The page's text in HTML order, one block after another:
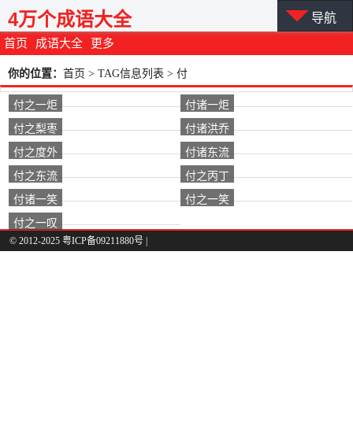
首页 成语大全 更多
4万个成语大全 导航
你的位置： 首页 > TAG信息列表 > 付
付之一炬
付诸一炬
付之梨枣
付诸洪乔
付之度外
付诸东流
付之东流
付之丙丁
付诸一笑
付之一笑
付之一叹
© 2012-2025 粤ICP备09211880号 |